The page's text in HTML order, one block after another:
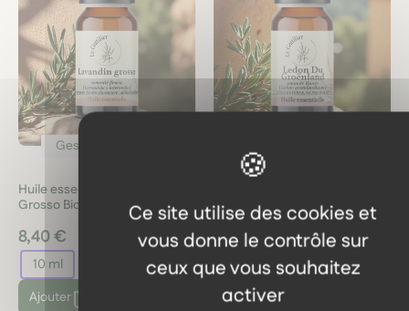
Ce site utilise des cookies et
vous donne le contrôle sur
ceux que vous souhaitez
activer
Gestion du stress
Huile essentielle Lavandin
Grosso Bio 10 ml
8,40 €
10 ml
Ajouter
Groenland sauvage Bio
Québec 2 ml
14,60 €
2 ml
Ajouter